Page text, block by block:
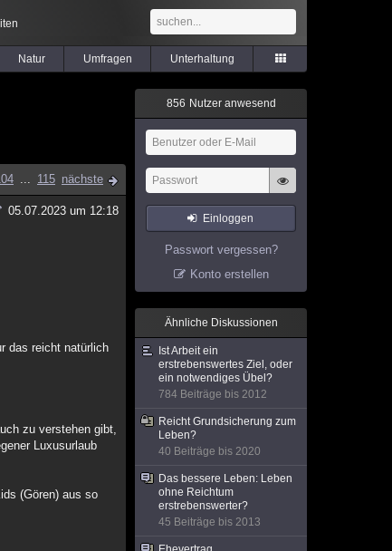
Natur Umfragen Unterhaltung
... 115 nächste
05.07.2023 um 12:18
das reicht natürlich
zu verstehen gibt,
Luxusurlaub
(Gören) aus so
856 Nutzer anwesend
Einloggen
Passwort vergessen?
Konto erstellen
Ähnliche Diskussionen
Ist Arbeit ein
erstrebenswertes Ziel, oder
ein notwendiges Übel?
784 Beiträge bis 2012
Reicht Grundsicherung zum
Leben?
40 Beiträge bis 2020
Das bessere Leben: Leben
ohne Reichtum
erstrebenswerter?
45 Beiträge bis 2013